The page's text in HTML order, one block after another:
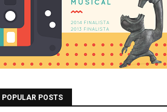
POPULAR POSTS